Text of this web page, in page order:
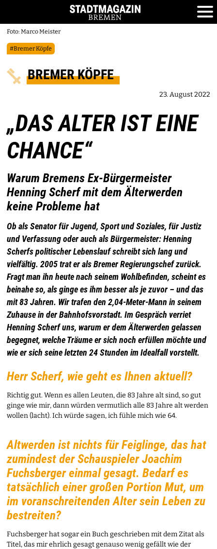
Foto: Marco Meister
#Bremer Köpfe
BREMER KÖPFE
23. August 2022
„DAS ALTER IST EINE
CHANCE“
Warum Bremens Ex-Bürgermeister
Henning Scherf mit dem Älterwerden
keine Probleme hat
Ob als Senator für Jugend, Sport und Soziales, für Justiz
und Verfassung oder auch als Bürgermeister: Henning
Scherfs politischer Lebenslauf schreibt sich lang und
vielfältig. 2005 trat er als Bremer Regierungschef zurück.
Fragt man ihn heute nach seinem Wohlbefinden, scheint es
beinahe so, als ginge es ihm besser als je zuvor – und das
mit 83 Jahren. Wir trafen den 2,04-Meter-Mann in seinem
Zuhause in der Bahnhofsvorstadt. Im Gespräch verriet
Henning Scherf uns, warum er dem Älterwerden gelassen
begegnet, welche Träume er sich noch erfüllen möchte und
wie er sich seine letzten 24 Stunden im Idealfall vorstellt.
Herr Scherf, wie geht es Ihnen aktuell?
Richtig gut. Wenn es allen Leuten, die 83 Jahre alt sind, so gut
ginge wie mir, dann würden vermutlich alle 83 Jahre alt werden
wollen (lacht). Ich würde sagen, ich fühle mich wie 64.
Altwerden ist nichts für Feiglinge, das hat
zumindest der Schauspieler Joachim
Fuchsberger einmal gesagt. Bedarf es
tatsächlich einer großen Portion Mut, um
im voranschreitenden Alter sein Leben zu
bestreiten?
Fuchsberger hat sogar ein Buch geschrieben mit dem Zitat als
Titel, das mir ehrlich gesagt genauso wenig gefällt wie der